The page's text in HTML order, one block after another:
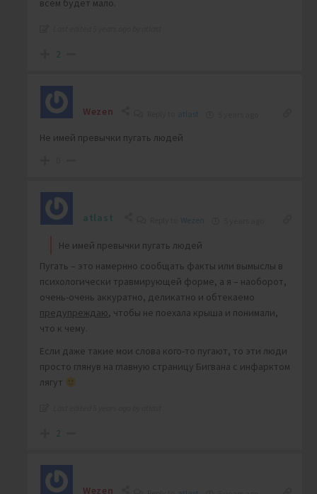
всем будет мало.
2
Wezen atlast
Не имей превычки пугать людей
atlast Wezen
Не имей превычки пугать людей
Пугать – это намернно сообщать факты или вымыслы в
психологически травмирующей форме, а я – наоборот,
очень-очень аккуратно, деликатно и обтекаемо
предупреждаю, чтобы не поехала крыша и понимали,
что к чему.
Если даже такие мои слова кого-то пугают, то эти люди
просто глянув на главную страницу Бигвана с инфарктом
лягут
2
Wezen